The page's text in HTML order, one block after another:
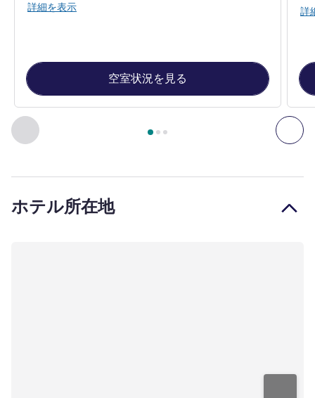
前に戻る - 客室 次
3 ページ中 , 客室 1 : トリプルルーム: 大型ベッド1
詳細を表示
空室状況を見る
詳
ホテル所在地